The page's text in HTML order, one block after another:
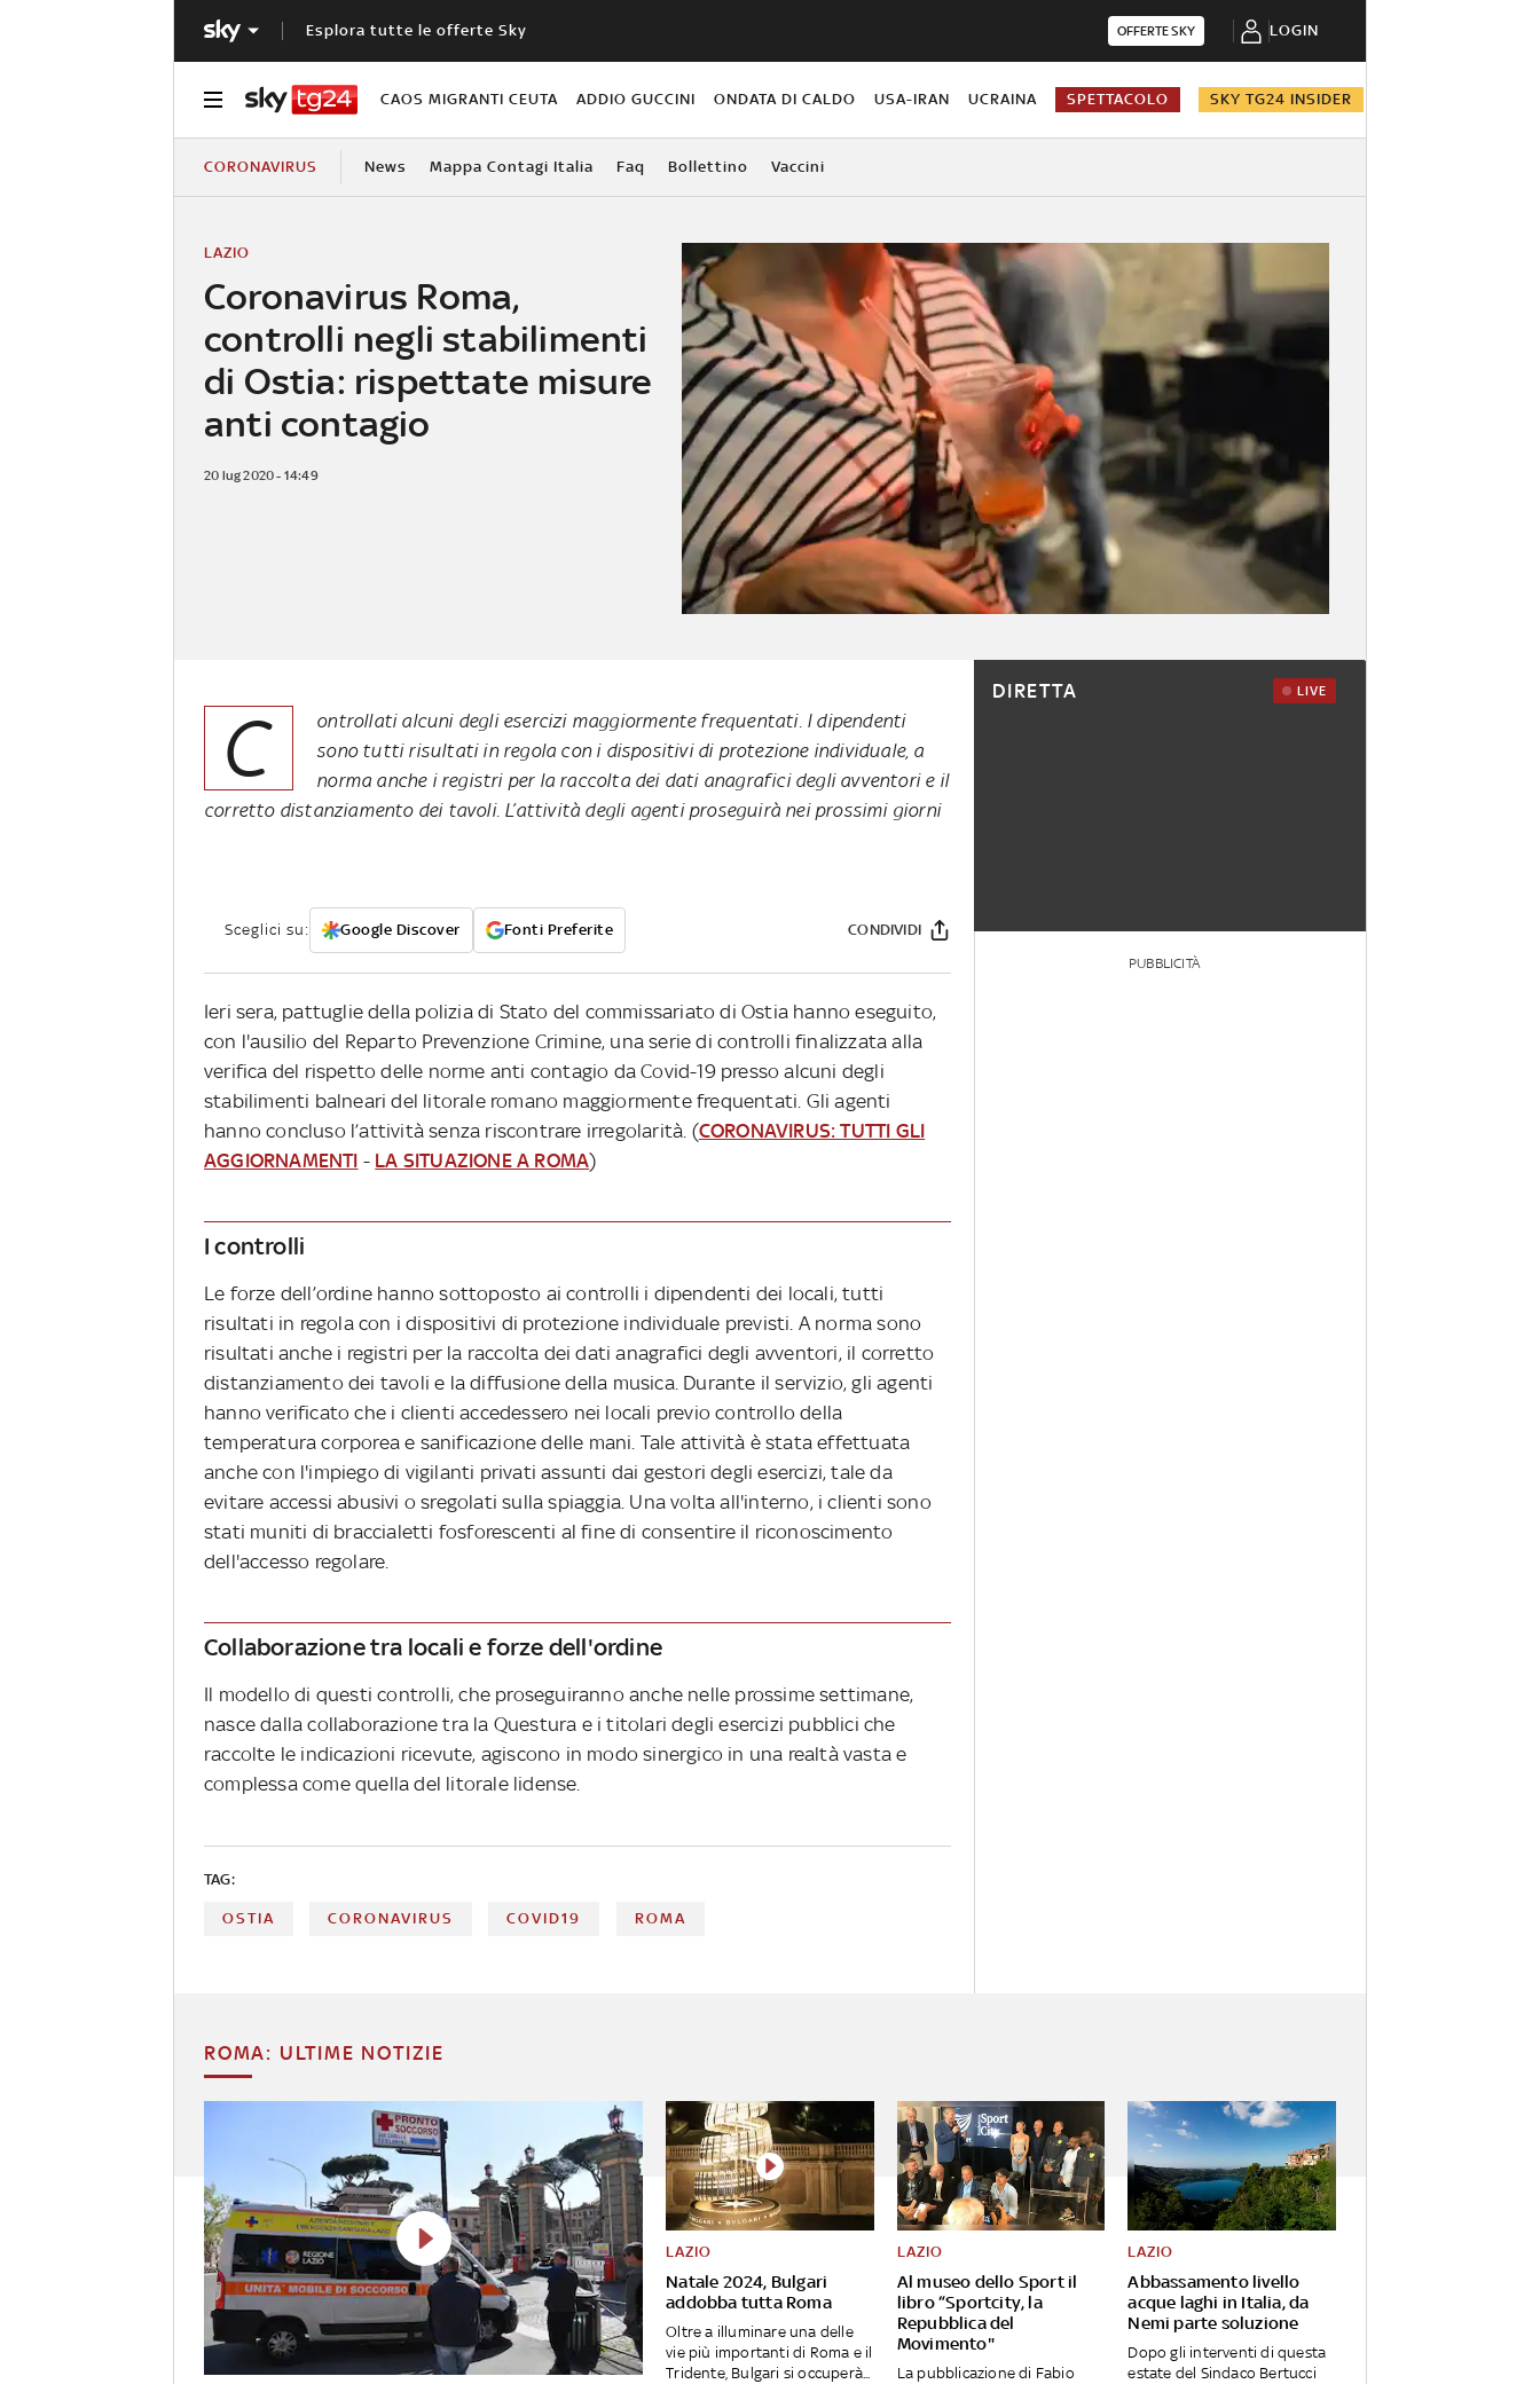
Esplora tutte le offerte Sky OFFERTE SKY LOGIN
CAOS MIGRANTI CEUTA ADDIO GUCCINI ONDATA DI CALDO USA-IRAN UCRAINA SPETTACOLO SKY TG24 INSIDER
CORONAVIRUS News Mappa Contagi Italia Faq Bollettino Vaccini
Coronavirus Roma,
controlli negli stabilimenti
di Ostia: rispettate misure
anti contagio
LAZIO
20 lug 2020 - 14:49
C
ontrollati alcuni degli esercizi maggiormente frequentati. I dipendenti
sono tutti risultati in regola con i dispositivi di protezione individuale, a
norma anche i registri per la raccolta dei dati anagrafici degli avventori e il
corretto distanziamento dei tavoli. L’attività degli agenti proseguirà nei prossimi giorni
Sceglici su: Google Discover Fonti Preferite CONDIVIDI
Ieri sera, pattuglie della polizia di Stato del commissariato di Ostia hanno eseguito,
con l'ausilio del Reparto Prevenzione Crimine, una serie di controlli finalizzata alla
verifica del rispetto delle norme anti contagio da Covid-19 presso alcuni degli
stabilimenti balneari del litorale romano maggiormente frequentati. Gli agenti
hanno concluso l’attività senza riscontrare irregolarità. (CORONAVIRUS: TUTTI GLI
AGGIORNAMENTI - LA SITUAZIONE A ROMA)
I controlli
Le forze dell’ordine hanno sottoposto ai controlli i dipendenti dei locali, tutti
risultati in regola con i dispositivi di protezione individuale previsti. A norma sono
risultati anche i registri per la raccolta dei dati anagrafici degli avventori, il corretto
distanziamento dei tavoli e la diffusione della musica. Durante il servizio, gli agenti
hanno verificato che i clienti accedessero nei locali previo controllo della
temperatura corporea e sanificazione delle mani. Tale attività è stata effettuata
anche con l'impiego di vigilanti privati assunti dai gestori degli esercizi, tale da
evitare accessi abusivi o sregolati sulla spiaggia. Una volta all'interno, i clienti sono
stati muniti di braccialetti fosforescenti al fine di consentire il riconoscimento
dell'accesso regolare.
Collaborazione tra locali e forze dell'ordine
Il modello di questi controlli, che proseguiranno anche nelle prossime settimane,
nasce dalla collaborazione tra la Questura e i titolari degli esercizi pubblici che
raccolte le indicazioni ricevute, agiscono in modo sinergico in una realtà vasta e
complessa come quella del litorale lidense.
TAG:
OSTIA CORONAVIRUS COVID19 ROMA
DIRETTA LIVE
PUBBLICITÀ
ROMA: ULTIME NOTIZIE
Natale 2024, Bulgari
addobba tutta Roma
LAZIO
Oltre a illuminare una delle
vie più importanti di Roma e il
Tridente, Bulgari si occuperà...
Al museo dello Sport il
libro “Sportcity, la
Repubblica del
Movimento"
LAZIO
La pubblicazione di Fabio
Abbassamento livello
acque laghi in Italia, da
Nemi parte soluzione
LAZIO
Dopo gli interventi di questa
estate del Sindaco Bertucci